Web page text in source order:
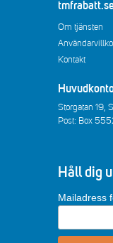
Om tjänsten
Kontakt
Storgatan 19,
Post: Box
Håll dig
Mailadress